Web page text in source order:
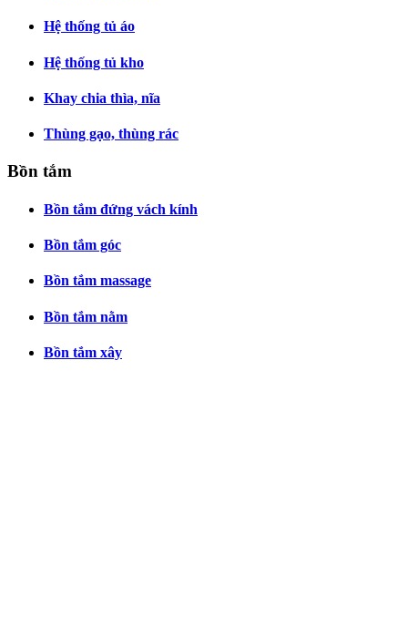
Hệ thống tủ áo
Hệ thống tủ kho
Khay chia thìa, nĩa
Thùng gạo, thùng rác
Bồn tắm
Bồn tắm đứng vách kính
Bồn tắm góc
Bồn tắm massage
Bồn tắm nằm
Bồn tắm xây